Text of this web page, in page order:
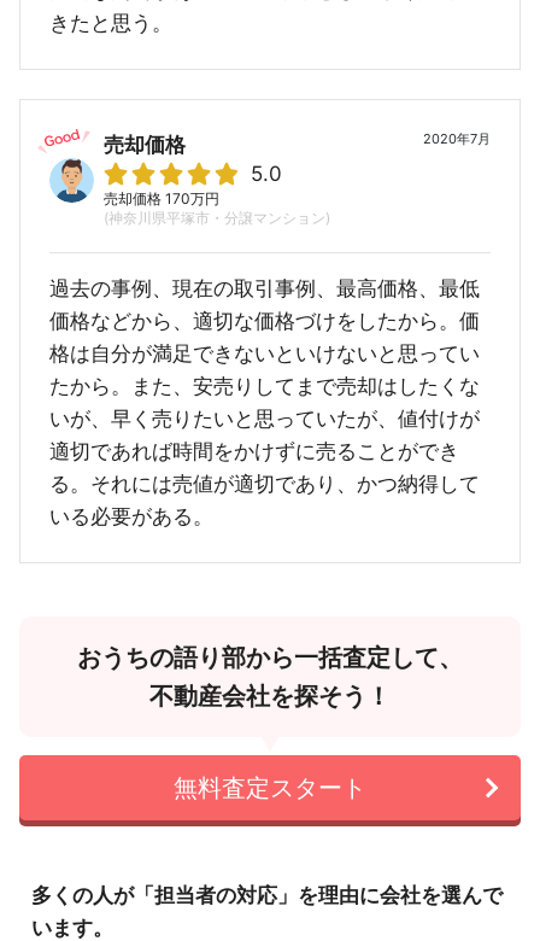
きたと思う。
2020年7月
売却価格
5.0
売却価格 170万円
(神奈川県平塚市・分譲マンション)
過去の事例、現在の取引事例、最高価格、最低
価格などから、適切な価格づけをしたから。価
格は自分が満足できないといけないと思ってい
たから。また、安売りしてまで売却はしたくな
いが、早く売りたいと思っていたが、値付けが
適切であれば時間をかけずに売ることができ
る。それには売値が適切であり、かつ納得して
いる必要がある。
おうちの語り部から一括査定して、
不動産会社を探そう！
無料査定スタート
多くの人が「担当者の対応」を理由に会社を選んで
います。